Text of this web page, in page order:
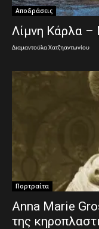
Αποδράσεις
Λίμνη Κάρλα –
Διαμαντούλα Χατζηαντωνίου
Πορτραίτα
Anna Marie
της